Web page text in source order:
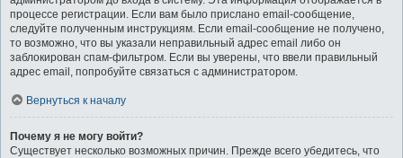
процессе регистрации. Если вам было прислано email-сообщение,
следуйте полученным инструкциям. Если email-сообщение не получено,
то возможно, что вы указали неправильный адрес email либо он
заблокирован спам-фильтром. Если вы уверены, что ввели правильный
адрес email, попробуйте связаться с администратором.
Вернуться к началу
Почему я не могу войти?
Существует несколько возможных причин. Прежде всего убедитесь, что